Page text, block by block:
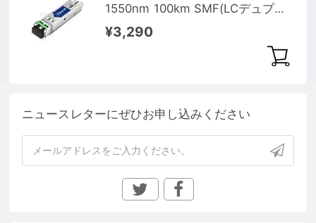
1550nm 100km SMF(LCデュプレ
ックス) DOM
¥3,290
ニュースレターにぜひお申し込みください